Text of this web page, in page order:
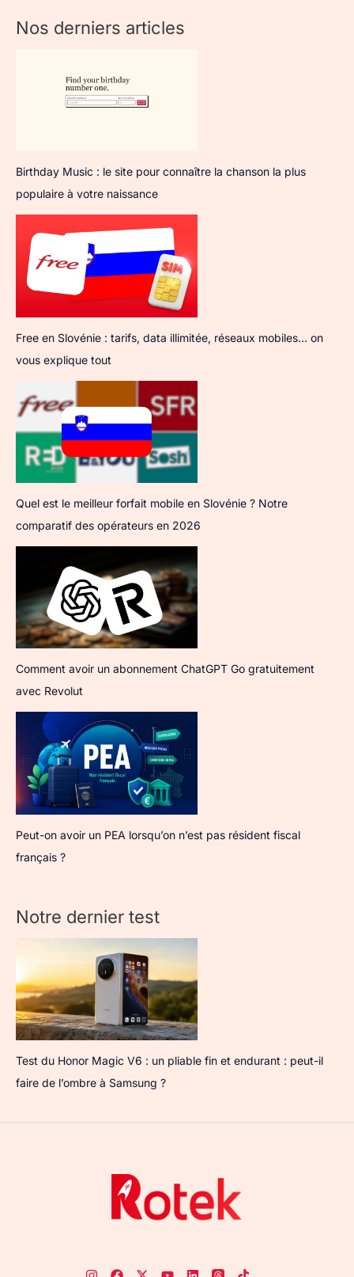
Nos derniers articles
Birthday Music : le site pour connaître la chanson la plus
populaire à votre naissance
Free en Slovénie : tarifs, data illimitée, réseaux mobiles… on
vous explique tout
Quel est le meilleur forfait mobile en Slovénie ? Notre
comparatif des opérateurs en 2026
Comment avoir un abonnement ChatGPT Go gratuitement
avec Revolut
Peut-on avoir un PEA lorsqu’on n’est pas résident fiscal
français ?
Notre dernier test
Test du Honor Magic V6 : un pliable fin et endurant : peut-il
faire de l’ombre à Samsung ?